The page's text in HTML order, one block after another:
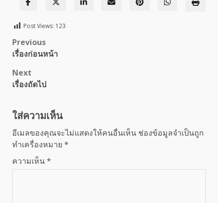
Post Views: 123
Post
Previous
เรื่องก่อนหน้า
Next
เรื่องถัดไป
ใส่ความเห็น
อีเมลของคุณจะไม่แสดงให้คนอื่นเห็น ช่องข้อมูลจำเป็นถูก
ทำเครื่องหมาย *
ความเห็น*